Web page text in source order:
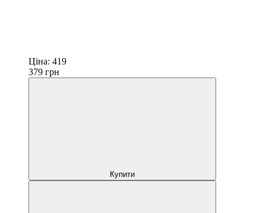
Ціна: 419
379 грн
Купити